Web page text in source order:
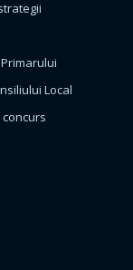
Local